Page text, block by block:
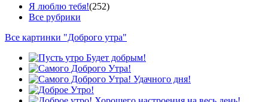
Я люблю тебя!(252)
Все рубрики
Все картинки "Доброго утра"